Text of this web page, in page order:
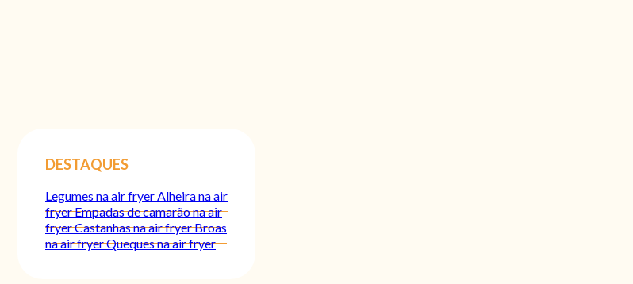
DESTAQUES
Legumes na air fryerAlheira na air
fryerEmpadas de camarão na air
fryerCastanhas na air fryerBroas
na air fryerQueques na air fryer